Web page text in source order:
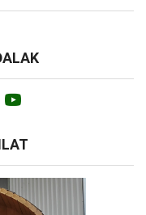
Youtube